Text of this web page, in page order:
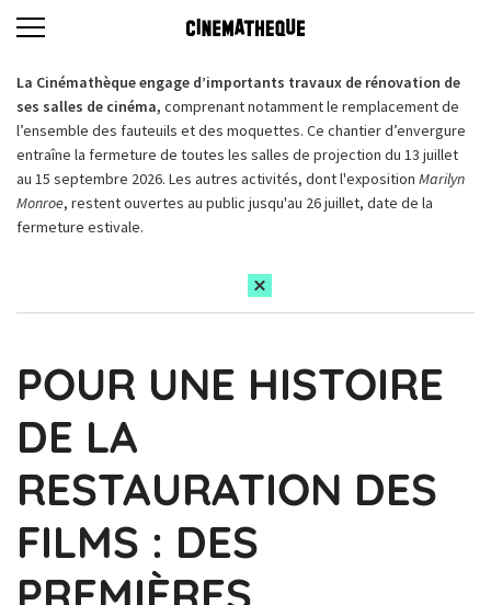
La Cinémathèque engage d’importants travaux de rénovation de
ses salles de cinéma, comprenant notamment le remplacement de
l’ensemble des fauteuils et des moquettes. Ce chantier d’envergure
entraîne la fermeture de toutes les salles de projection du 13 juillet
au 15 septembre 2026. Les autres activités, dont l'exposition Marilyn
Monroe, restent ouvertes au public jusqu'au 26 juillet, date de la
fermeture estivale.
POUR UNE HISTOIRE
DE LA
RESTAURATION DES
FILMS : DES
PREMIÈRES